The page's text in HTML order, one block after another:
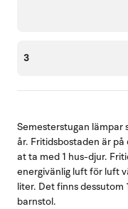
3
Semesterstugan lämpar
år. Fritidsbostaden är på
at ta med 1 hus-djur.
energivänlig luft för luft
liter. Det finns dessutom
barnstol.